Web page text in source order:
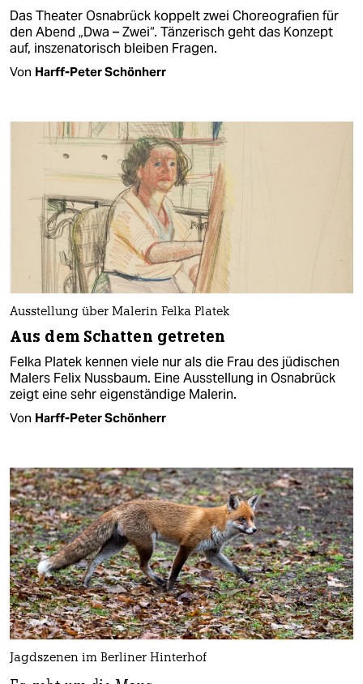
Das Theater Osnabrück koppelt zwei Choreografien für
den Abend „Dwa – Zwei“. Tänzerisch geht das Konzept
auf, inszenatorisch bleiben Fragen.
Von Harff-Peter Schönherr
Ausstellung über Malerin Felka Platek
Aus dem Schatten getreten
Felka Platek kennen viele nur als die Frau des jüdischen
Malers Felix Nussbaum. Eine Ausstellung in Osnabrück
zeigt eine sehr eigenständige Malerin.
Von Harff-Peter Schönherr
Jagdszenen im Berliner Hinterhof